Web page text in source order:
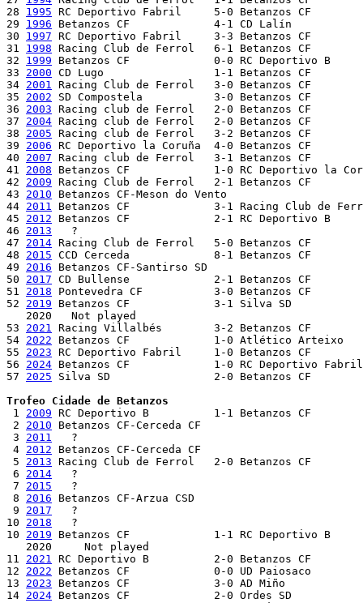
28 1995 RC Deportivo Fabril	5-0 Betanzos CF
29 1996 Betanzos CF		4-1 CD Lalín
30 1997 RC Deportivo Fabril	3-3 Betanzos CF                   [Fabril Deportivo on pen.]
31 1998 Racing Club de Ferrol	6-1 Betanzos CF
32 1999 Betanzos CF		0-0 RC Deportivo B                [Betanzos CF on pen.]
33 2000 CD Lugo			1-1 Betanzos CF                   [CD Lugo on pen.]
34 2001 Racing Club de Ferrol	3-0 Betanzos CF
35 2002 SD Compostela		3-0 Betanzos CF
36 2003 Racing club de Ferrol	2-0 Betanzos CF
37 2004 Racing club de Ferrol	2-0 Betanzos CF
38 2005 Racing club de Ferrol	3-2 Betanzos CF
39 2006 RC Deportivo la Coruña	4-0 Betanzos CF
40 2007 Racing club de Ferrol	3-1 Betanzos CF
41 2008 Betanzos CF		1-0 RC Deportivo la Coruña B
42 2009 Racing Club de Ferrol	2-1 Betanzos CF
43 2010 Betanzos CF-Meson do Vento
44 2011 Betanzos CF		3-1 Racing Club de Ferrol
45 2012 Betanzos CF		2-1 RC Deportivo B
46 2013
   ?
47 2014 Racing Club de Ferrol	5-0 Betanzos CF
48 2015 CCD Cerceda		8-1 Betanzos CF
49 2016 Betanzos CF-Santirso SD
50 2017 CD Bullense	 	2-1 Betanzos CF
51 2018 Pontevedra CF		3-0 Betanzos CF
52 2019 Betanzos CF		3-1 Silva SD
   2020   Not played
53 2021 Racing Villalbés	3-2 Betanzos CF
54 2022 Betanzos CF		1-0 Atlético Arteixo
55 2023 RC Deportivo Fabril	1-0 Betanzos CF
56 2024 Betanzos CF		1-0 RC Deportivo Fabril
57 2025 Silva SD		2-0 Betanzos CF
Trofeo Cidade de Betanzos
1 2009 RC Deportivo B		1-1 Betanzos CF                  [RC Deportivo B on pen.]
2 2010 Betanzos CF-Cerceda CF
3 2011
   ?
4 2012 Betanzos CF-Cerceda CF
5 2013 Racing Club de Ferrol	2-0 Betanzos CF
6 2014
   ?
7 2015
   ?
8 2016 Betanzos CF-Arzua CSD
9 2017
   ?
10 2018
   ?
10 2019 Betanzos CF		1-1 RC Deportivo B              [Betanzos CF 3-2 on pen]
   2020     Not played
11 2021 RC Deportivo B		2-0 Betanzos CF
12 2022 Betanzos CF     	0-0 UD Paiosaco                 [Betanzos CF on pen.]
13 2023 Betanzos CF		3-0 AD Miño
14 2024 Betanzos CF		2-0 Ordes SD